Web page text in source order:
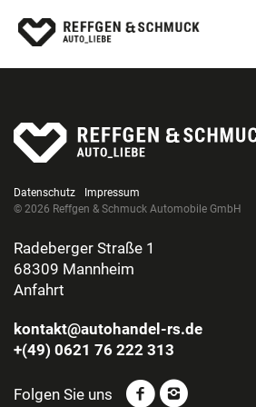
Datenschutz
Impressum
© 2026 Reffgen & Schmuck Automobile GmbH
Radeberger Straße 1
68309 Mannheim
Anfahrt
kontakt@autohandel-rs.de
+(49) 0621 76 222 313
Folgen Sie uns